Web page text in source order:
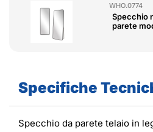
WHO.0774
Specchio
parete
Specifiche
Specchio da parete telaio in